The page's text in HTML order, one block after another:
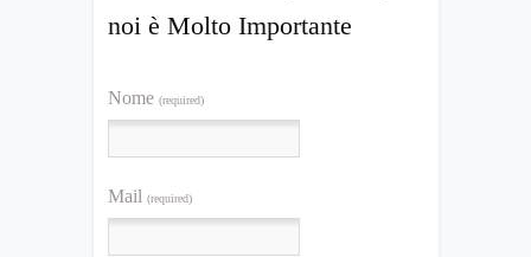
noi è Molto Importante
Nome (required)
Mail (required)